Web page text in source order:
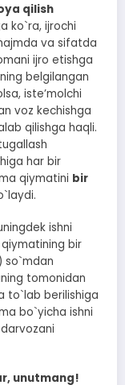
qilish
ko`ra, ijrochi
va sifatda
ijro etishga
belgilangan
isteʼmolchi
voz kechishga
qilishga haqli.
har bir
qiymatini bir
ishni
bir
so`mdan
tomonidan
to`lab berilishiga
bo`yicha ishni
unutmang!